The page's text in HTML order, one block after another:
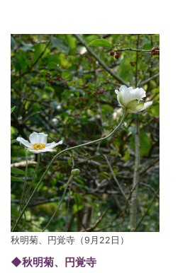
秋明菊、円覚寺（9月22日）
◆秋明菊、円覚寺